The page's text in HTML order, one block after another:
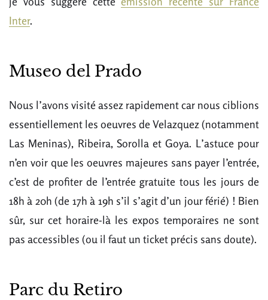
Inter.
Museo del Prado
Nous l’avons visité assez rapidement car nous ciblions
essentiellement les oeuvres de Velazquez (notamment
Las Meninas), Ribeira, Sorolla et Goya. L’astuce pour
n’en voir que les oeuvres majeures sans payer l’entrée,
c’est de profiter de l’entrée gratuite tous les jours de
18h à 20h (de 17h à 19h s’il s’agit d’un jour férié) ! Bien
sûr, sur cet horaire-là les expos temporaires ne sont
pas accessibles (ou il faut un ticket précis sans doute).
Parc du Retiro